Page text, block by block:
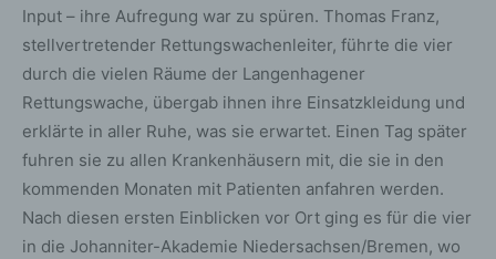
Input – ihre Aufregung war zu spüren. Thomas Franz,
stellvertretender Rettungswachenleiter, führte die vier
durch die vielen Räume der Langenhagener
Rettungswache, übergab ihnen ihre Einsatzkleidung und
erklärte in aller Ruhe, was sie erwartet. Einen Tag später
fuhren sie zu allen Krankenhäusern mit, die sie in den
kommenden Monaten mit Patienten anfahren werden.
Nach diesen ersten Einblicken vor Ort ging es für die vier
in die Johanniter-Akademie Niedersachsen/Bremen, wo